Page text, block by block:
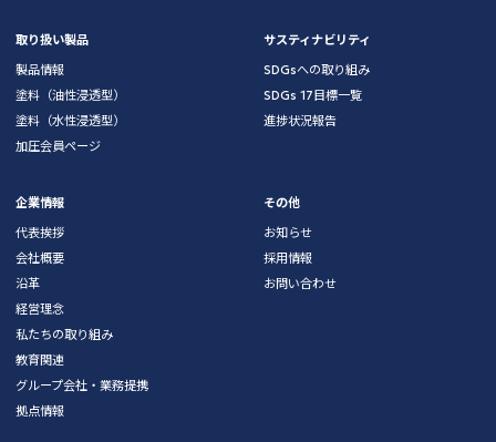
取り扱い製品
製品情報
塗料（油性浸透型）
塗料（水性浸透型）
加圧会員ページ
サスティナビリティ
SDGsへの取り組み
SDGs 17目標一覧
進捗状況報告
企業情報
代表挨拶
会社概要
沿革
経営理念
私たちの取り組み
教育関連
グループ会社・業務提携
拠点情報
その他
お知らせ
採用情報
お問い合わせ